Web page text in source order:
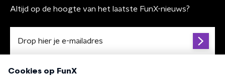
Altijd op de hoogte van het laatste FunX-nieuws?